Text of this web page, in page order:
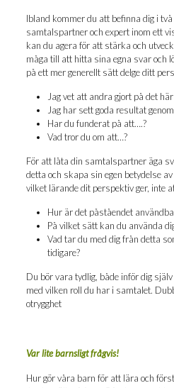
Ibland kom­mer du att befin­na dig i
sam­tals­part­ner och expert inom ett
kan du age­ra för att stär­ka och
må­ga till att hit­ta sina egna svar och
på ett mer gene­rellt sätt del­ge ditt
Jag vet att and­ra gjort på det
Jag har sett goda resul­tat
Har du fun­de­rat på att….?
Vad tror du om att…?
För att låta din sam­tals­part­ner äga
det­ta och ska­pa sin egen bety­del­se
vil­ket läran­de dit per­spek­tiv ger, inte
Hur är det påstå­en­det
På vil­ket sätt kan du använ­da
Vad tar du med dig från det­ta
tidigare?
Du bör vara tyd­lig, både inför dig
med vil­ken roll du har i sam­ta­let.
otrygghet
Var lite barns­ligt frågvis!
Hur gör våra barn för att lära och